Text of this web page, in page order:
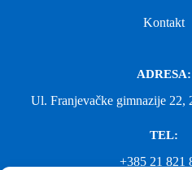
Kontakt
ADRESA:
Ul. Franjevačke gimnazije 22,
TEL:
+385 21 821